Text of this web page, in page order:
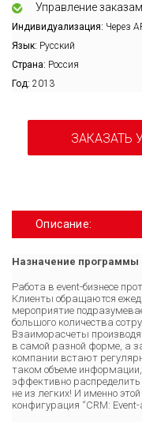
Управление
Индивидуализация: Через
Язык: Русский
Страна: Россия
Год: 2013
ЗАКАЗАТЬ
Описание:
Назначение программы
Работа в event-бизнесе
Клиенты обращаются
мероприятие
большого количества
Взаиморасчеты
в самой разной форме, а
компании встают
таком объеме информации,
эффективно
не из легких! И именно
конфигурация “CRM: Event-